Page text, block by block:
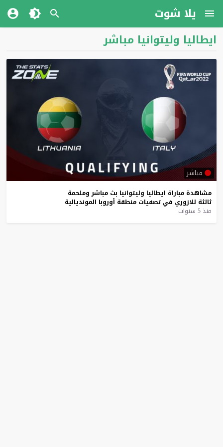
يلا شوت
ايطاليا وليتوانيا مباشر
مباشر
مشاهدة مباراة ايطاليا وليتوانيا بث مباشر وملحمة
ثالثة للازوري في تصفيات منطقة أوروبا المونديالية
منذ 5 سنوات